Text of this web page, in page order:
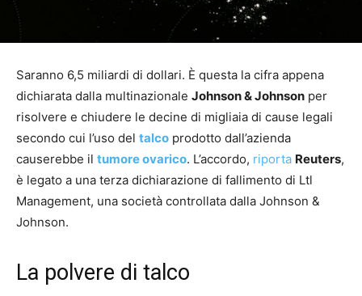
Saranno 6,5 miliardi di dollari. È questa la cifra appena
dichiarata dalla multinazionale Johnson & Johnson per
risolvere e chiudere le decine di migliaia di cause legali
secondo cui l’uso del talco prodotto dall’azienda
causerebbe il tumore ovarico. L’accordo, riporta Reuters,
è legato a una terza dichiarazione di fallimento di Ltl
Management, una società controllata dalla Johnson &
Johnson.
La polvere di talco